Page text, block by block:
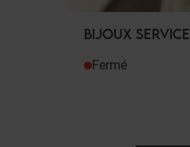
BIJOUX SERVICE
Fermé